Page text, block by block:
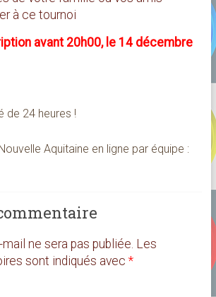
à ce tournoi
avant 20h00, le 14 décembre
de 24 heures !
Aquitaine en ligne par équipe :
ne sera pas publiée. Les
sont indiqués avec *